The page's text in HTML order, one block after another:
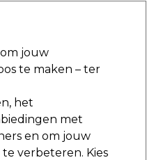
Aanmelden
t/m vrijdag
jouw
te maken – ter
het
met
en om jouw
verbeteren. Kies